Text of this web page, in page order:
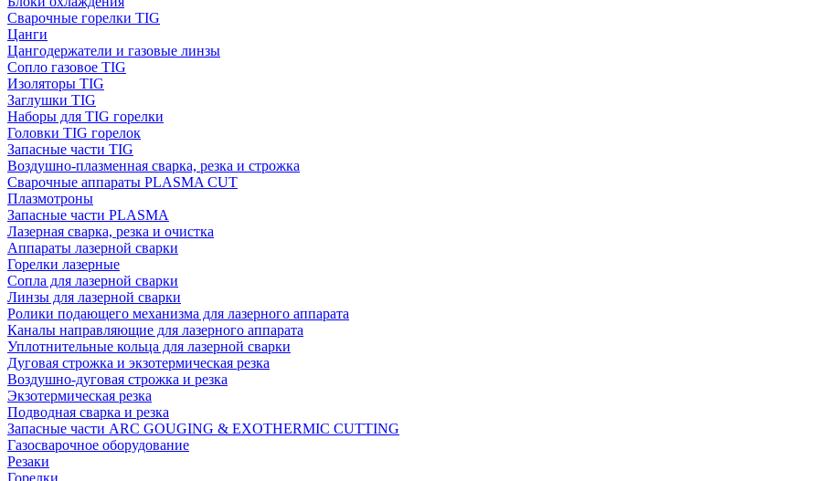
Сварочные горелки TIG
Цанги
Цангодержатели и газовые линзы
Сопло газовое TIG
Изоляторы TIG
Заглушки TIG
Наборы для TIG горелки
Головки TIG горелок
Запасные части TIG
Воздушно-плазменная сварка, резка и строжка
Сварочные аппараты PLASMA CUT
Плазмотроны
Запасные части PLASMA
Лазерная сварка, резка и очистка
Аппараты лазерной сварки
Горелки лазерные
Сопла для лазерной сварки
Линзы для лазерной сварки
Ролики подающего механизма для лазерного аппарата
Каналы направляющие для лазерного аппарата
Уплотнительные кольца для лазерной сварки
Дуговая строжка и экзотермическая резка
Воздушно-дуговая строжка и резка
Экзотермическая резка
Подводная сварка и резка
Запасные части ARC GOUGING & EXOTHERMIC CUTTING
Газосварочное оборудование
Резаки
Горелки